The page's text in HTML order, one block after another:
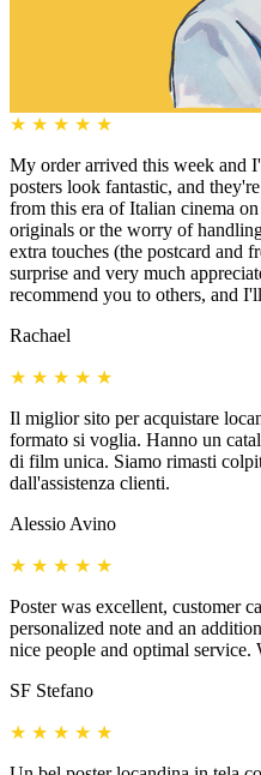
★ ★ ★ ★ ★
My order arrived this week and
posters look fantastic, and
from this era of Italian cinema
originals or the worry of
extra touches (the postcard and
surprise and very much
recommend you to others, and
Rachael
★ ★ ★ ★ ★
Il miglior sito per acquistare
formato si voglia. Hanno un
di film unica. Siamo rimasti
dall'assistenza clienti.
Alessio Avino
★ ★ ★ ★ ★
Poster was excellent, customer
personalized note and an
nice people and optimal service.
SF Stefano
★ ★ ★ ★ ★